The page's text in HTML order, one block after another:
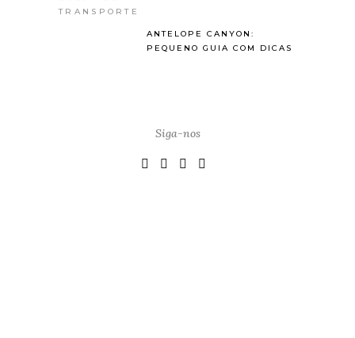
ANTELOPE CANYON:
PEQUENO GUIA COM DICAS
Siga-nos